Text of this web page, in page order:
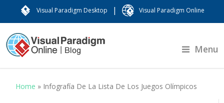
Visual Paradigm Desktop | Visual Paradigm Online
Menu
Home » Infografía De La Lista De Los Juegos Olímpicos